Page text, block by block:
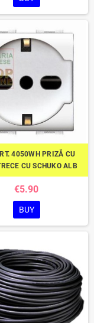
4050WH PRIZĂ CU
CU SCHUKO ALB
€5.90
BUY